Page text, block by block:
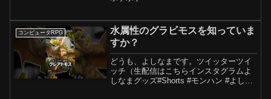
コンピュータRPG
水属性のグラビモスを知っていま
すか？
どうも、よしなまです。ツイッターツイ
ッチ（生配信はこちらインスタグラムよ
しなまグッズ#Shorts #モンハン #よしな